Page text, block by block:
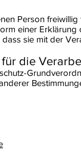
Person
einer
sie mit der
die